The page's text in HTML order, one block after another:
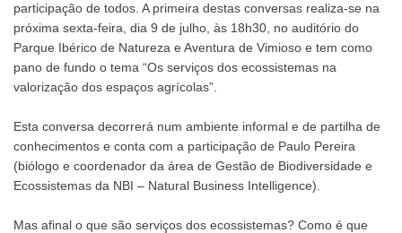
participação de todos. A primeira destas conversas realiza-se na
próxima sexta-feira, dia 9 de julho, às 18h30, no auditório do
Parque Ibérico de Natureza e Aventura de Vimioso e tem como
pano de fundo o tema “Os serviços dos ecossistemas na
valorização dos espaços agrícolas”.
Esta conversa decorrerá num ambiente informal e de partilha de
conhecimentos e conta com a participação de Paulo Pereira
(biólogo e coordenador da área de Gestão de Biodiversidade e
Ecossistemas da NBI – Natural Business Intelligence).
Mas afinal o que são serviços dos ecossistemas? Como é que